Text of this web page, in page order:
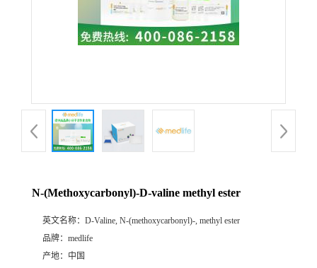
N-(Methoxycarbonyl)-D-valine methyl ester
英文名称： D-Valine, N-(methoxycarbonyl)-, methyl ester
品牌： medlife
产地： 中国